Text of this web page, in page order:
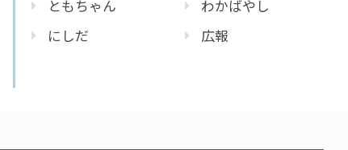
ともちゃん
にしだ
わかばやし
広報